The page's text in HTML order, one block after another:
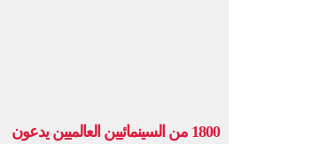
1800 من السينمائيين العالميين يدعون